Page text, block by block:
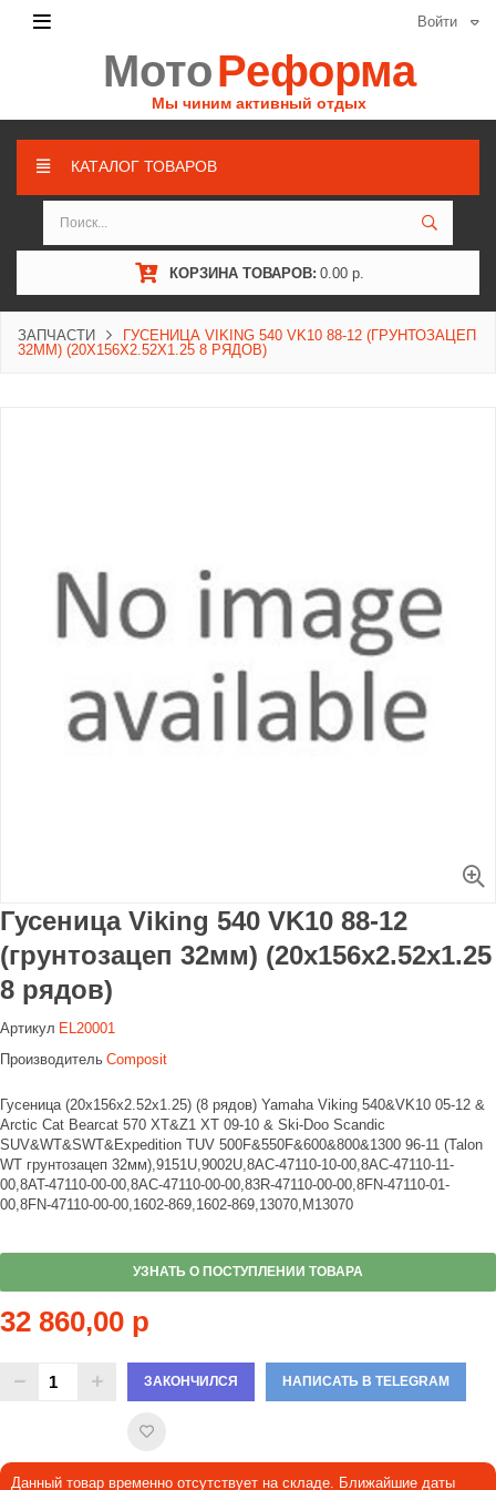
Войти
МотоРеформа
Мы чиним активный отдых
КАТАЛОГ ТОВАРОВ
КОРЗИНА ТОВАРОВ: 0.00 р.
ЗАПЧАСТИ
ГУСЕНИЦА VIKING 540 VK10 88-12 (ГРУНТОЗАЦЕП
32ММ) (20X156X2.52X1.25 8 РЯДОВ)
Гусеница Viking 540 VK10 88-12
(грунтозацеп 32мм) (20x156x2.52x1.25
8 рядов)
Артикул EL20001
Производитель Composit
Гусеница (20x156x2.52x1.25) (8 рядов) Yamaha Viking 540&VK10 05-12 &
Arctic Cat Bearcat 570 XT&Z1 XT 09-10 & Ski-Doo Scandic
SUV&WT&SWT&Expedition TUV 500F&550F&600&800&1300 96-11 (Talon
WT грунтозацеп 32мм),9151U,9002U,8AC-47110-10-00,8AC-47110-11-
00,8AT-47110-00-00,8AC-47110-00-00,83R-47110-00-00,8FN-47110-01-
00,8FN-47110-00-00,1602-869,1602-869,13070,M13070
УЗНАТЬ О ПОСТУПЛЕНИИ ТОВАРА
32 860,00 р
ЗАКОНЧИЛСЯ НАПИСАТЬ В TELEGRAM
Данный товар временно отсутствует на складе. Ближайшие даты